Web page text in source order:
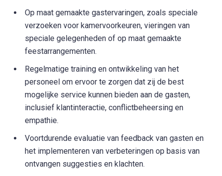
Op maat gemaakte gastervaringen, zoals speciale
verzoeken voor kamervoorkeuren, vieringen van
speciale gelegenheden of op maat gemaakte
feestarrangementen.
Regelmatige training en ontwikkeling van het
personeel om ervoor te zorgen dat zij de best
mogelijke service kunnen bieden aan de gasten,
inclusief klantinteractie, conflictbeheersing en
empathie.
Voortdurende evaluatie van feedback van gasten en
het implementeren van verbeteringen op basis van
ontvangen suggesties en klachten.